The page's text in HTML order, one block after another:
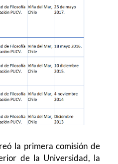
la primera comisión de
de la Universidad, la